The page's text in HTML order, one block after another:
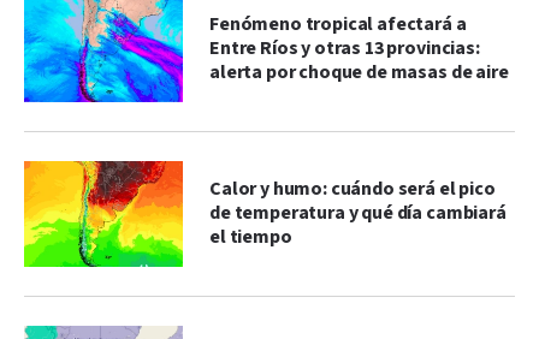
Fenómeno tropical afectará a
Entre Ríos y otras 13 provincias:
alerta por choque de masas de aire
Calor y humo: cuándo será el pico
de temperatura y qué día cambiará
el tiempo